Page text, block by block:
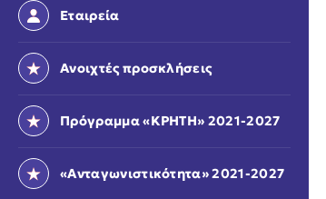
Εταιρεία
Ανοιχτές προσκλήσεις
Πρόγραμμα «ΚΡΗΤΗ» 2021-2027
«Ανταγωνιστικότητα» 2021-2027